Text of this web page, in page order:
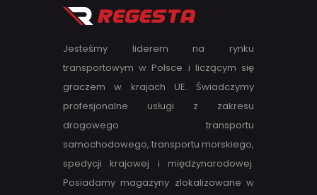
Jesteśmy liderem na rynku
transportowym w Polsce i liczącym się
graczem w krajach UE. Świadczymy
profesjonalne usługi z zakresu
drogowego transportu
samochodowego, transportu morskiego,
spedycji krajowej i międzynarodowej.
Posiadamy magazyny zlokalizowane w